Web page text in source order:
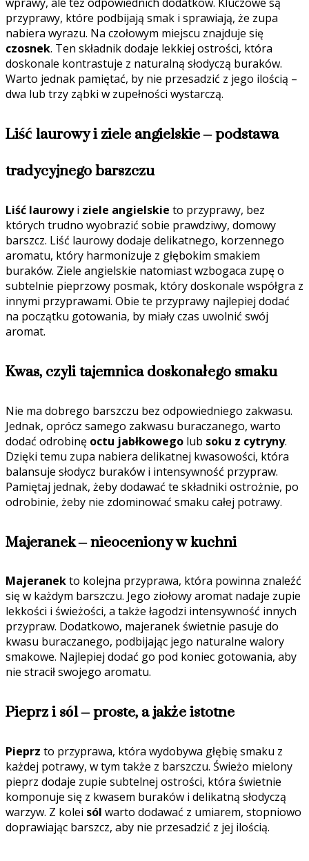
przyprawy, które podbijają smak i sprawiają, że zupa
nabiera wyrazu. Na czołowym miejscu znajduje się
czosnek. Ten składnik dodaje lekkiej ostrości, która
doskonale kontrastuje z naturalną słodyczą buraków.
Warto jednak pamiętać, by nie przesadzić z jego ilością –
dwa lub trzy ząbki w zupełności wystarczą.
Liść laurowy i ziele angielskie – podstawa
tradycyjnego barszczu
Liść laurowyi ziele angielskie to przyprawy, bez
których trudno wyobrazić sobie prawdziwy, domowy
barszcz. Liść laurowy dodaje delikatnego, korzennego
aromatu, który harmonizuje z głębokim smakiem
buraków. Ziele angielskie natomiast wzbogaca zupę o
subtelnie pieprzowy posmak, który doskonale współgra z
innymi przyprawami. Obie te przyprawy najlepiej dodać
na początku gotowania, by miały czas uwolnić swój
aromat.
Kwas, czyli tajemnica doskonałego smaku
Nie ma dobrego barszczu bez odpowiedniego zakwasu.
Jednak, oprócz samego zakwasu buraczanego, warto
dodać odrobinę octu jabłkowego lub soku z cytryny.
Dzięki temu zupa nabiera delikatnej kwasowości, która
balansuje słodycz buraków i intensywność przypraw.
Pamiętaj jednak, żeby dodawać te składniki ostrożnie, po
odrobinie, żeby nie zdominować smaku całej potrawy.
Majeranek – nieoceniony w kuchni
Majeranekto kolejna przyprawa, która powinna znaleźć
się w każdym barszczu. Jego ziołowy aromat nadaje zupie
lekkości i świeżości, a także łagodzi intensywność innych
przypraw. Dodatkowo, majeranek świetnie pasuje do
kwasu buraczanego, podbijając jego naturalne walory
smakowe. Najlepiej dodać go pod koniec gotowania, aby
nie stracił swojego aromatu.
Pieprz i sól – proste, a jakże istotne
Pieprz to przyprawa, która wydobywa głębię smaku z
każdej potrawy, w tym także z barszczu. Świeżo mielony
pieprz dodaje zupie subtelnej ostrości, która świetnie
komponuje się z kwasem buraków i delikatną słodyczą
warzyw. Z kolei sól warto dodawać z umiarem, stopniowo
doprawiając barszcz, aby nie przesadzić z jej ilością.